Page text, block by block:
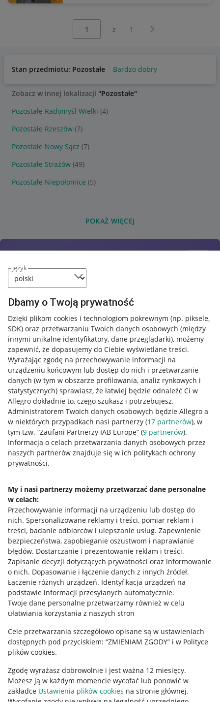
język
Dbamy o Twoją prywatność
Dzięki plikom cookies i technologiom pokrewnym (np. piksele,
SDK) oraz przetwarzaniu Twoich danych osobowych (między
innymi unikalne identyfikatory, dane przeglądarki), możemy
zapewnić, że dopasujemy do Ciebie wyświetlane treści.
Wyrażając zgodę na przechowywanie informacji na
urządzeniu końcowym lub dostęp do nich i przetwarzanie
danych (w tym w obszarze profilowania, analiz rynkowych i
statystycznych) sprawiasz, że łatwiej będzie odnaleźć Ci w
Allegro dokładnie to, czego szukasz i potrzebujesz.
Administratorem Twoich danych osobowych będzie Allegro a
w niektórych przypadkach nasi partnerzy (17 partnerów), w
tym tzw. “Zaufani Partnerzy IAB Europe” (9 partnerów).
Informacja o celach przetwarzania danych osobowych przez
naszych partnerów znajduje się w ich politykach ochrony
prywatności.
My i nasi partnerzy możemy przetwarzać dane personalne
w celach:
Przechowywanie informacji na urządzeniu lub dostęp do
nich. Spersonalizowane reklamy i treści, pomiar reklam i
treści, badanie odbiorców i ulepszanie usług. Zapewnienie
bezpieczeństwa, zapobieganie oszustwom i naprawianie
błędów. Dostarczanie i prezentowanie reklam i treści.
Zapisanie decyzji dotyczących prywatności oraz informowanie
o nich. Dopasowanie i łączenie danych z innych źródeł.
Łączenie różnych urządzeń. Identyfikacja urządzeń na
podstawie informacji przesyłanych automatycznie.
Twoje dane personalne przetwarzamy również w celu
ułatwiania korzystania z naszych stron
Cele przetwarzania szczegółowo opisane są w ustawieniach
dostępnych pod przyciskiem: “ZMIENIAM ZGODY” i w Polityce
plików cookies.
Zgodę wyrażasz dobrowolnie i jest ważna 12 miesięcy.
Możesz ją w każdym momencie wycofać lub ponowić w
zakładce Ustawienia plików cookies na stronie głównej.
z 1 Następna strona
Stan przedmiotu: Pozostałe Bardzo dobry
Zobacz w innej lokalizacji "Pozostałe"
Pozostałe Radomyśl Wielki (4)
Pozostałe Rzeszów (7)
Pozostałe Nowy Sącz (7)
Pozostałe Strażów (49)
Pozostałe Niepołomice (5)
POKAŻ WIĘCEJ
Przydatne informacje
Jak to działa
Allegro Gadane dla sprzedających
Allegro Gadane dla kupujących
Mapa miejscowości
Informacje prawne
Regulamin
Polityka plików "cookies"
Ustawienia plików "cookies"
Udostępnianie lokalizacji
Informacje dla Aktu o Usługach Cyfrowych
Pobierz aplikację